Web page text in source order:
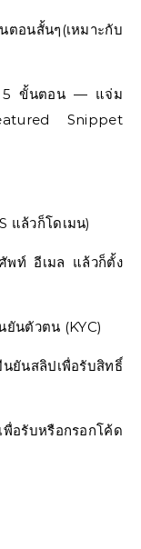
สั้นๆ(เหมาะกับ
5 ขั้นตอน — แจ่ม
Snippet
แล้วก็โดเมน)
พท์ อีเมล แล้วก็ตั้ง
ยันตัวตน (KYC)
นยันสลิปเพื่อรับสิทธิ์
อรับหรือกรอกโค้ด